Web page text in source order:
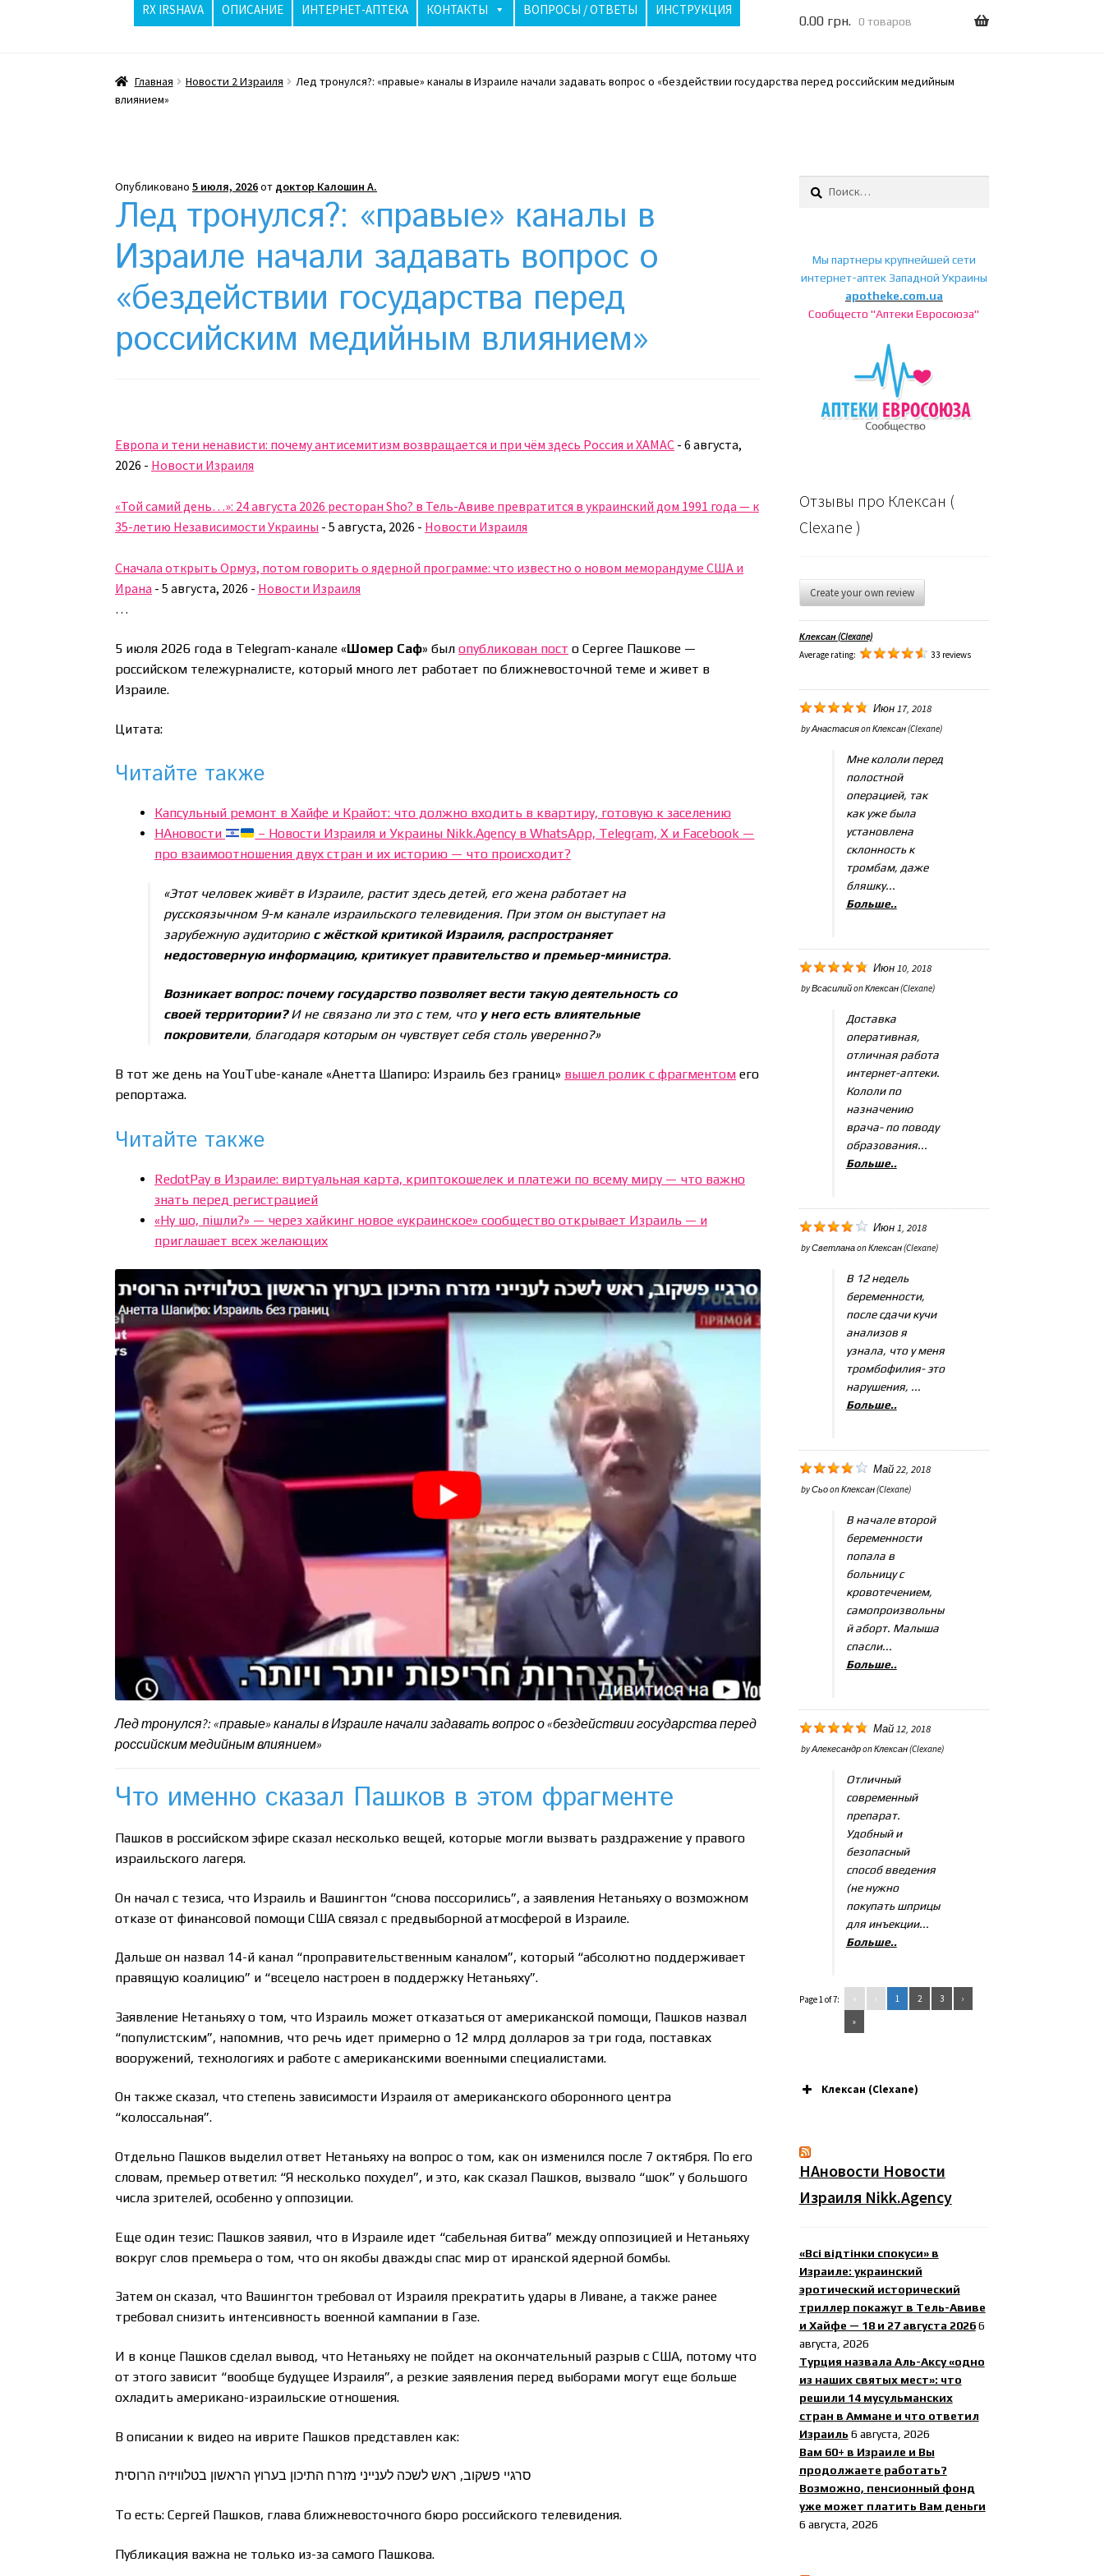
RX IRSHAVA ОПИСАНИЕ ИНТЕРНЕТ-АПТЕКА КОНТАКТЫ ВОПРОСЫ / ОТВЕТЫ ИНСТРУКЦИЯ
Жара бьёт рекорды, стриптизерши в Израиле бьют тревогу: как солнечные панели спасли ночь
Клексан описание
Отзывы про Клексан Оформление заказаПолитика конфиденциальности
Почему интернет-аптеки онлайн плохо приживаются в Израиле: закон, доверие и особенности рынка
РекомендацииСтатьиСтраница-меню-2
0.00 грн. 0 товаров
Главная Новости 2 Израиля
Лед тронулся?: «правые» каналы в Израиле начали задавать вопрос о «бездействии государства перед российским медийным
влиянием»
Опубликовано5 июля, 2026от доктор Калошин А.
Лед тронулся?: «правые» каналы в
Израиле начали задавать вопрос о
«бездействии государства перед
российским медийным влиянием»
Европа и тени ненависти: почему антисемитизм возвращается и при чём здесь Россия и ХАМАС -6 августа,
2026 - Новости Израиля
«Той самий день…»: 24 августа 2026 ресторан Sho? в Тель-Авиве превратится в украинский дом 1991 года — к
35-летию Независимости Украины -5 августа, 2026 - Новости Израиля
Сначала открыть Ормуз, потом говорить о ядерной программе: что известно о новом меморандуме США и
Ирана -5 августа, 2026 - Новости Израиля
…
5 июля 2026 года в Telegram-канале «Шомер Саф» былопубликован пост о Сергее Пашкове —
российском тележурналисте, который много лет работает по ближневосточной теме и живет в
Израиле.
Цитата:
Читайте также
Капсульный ремонт в Хайфе и Крайот: что должно входить в квартиру, готовую к заселению
НАновости
– Новости Израиля и Украины Nikk.Agency в WhatsApp, Telegram, X и Facebook —
про взаимоотношения двух стран и их историю — что происходит?
«Этот человек живёт в Израиле, растит здесь детей, его жена работает на
русскоязычном 9-м канале израильского телевидения. При этом он выступает на
зарубежную аудиторию с жёсткой критикой Израиля, распространяет
недостоверную информацию, критикует правительство и премьер-министра.
Возникает вопрос: почему государство позволяет вести такую деятельность со
своей территории?И не связано ли это с тем, чтоу него есть влиятельные
покровители, благодаря которым он чувствует себя столь уверенно?»
В тот же день на YouTube-канале «Анетта Шапиро: Израиль без границ» вышел ролик с фрагментом его
репортажа.
Читайте также
RedotPay в Израиле: виртуальная карта, криптокошелек и платежи по всему миру — что важно
знать перед регистрацией
«Ну шо, пішли?» — через хайкинг новое «украинское» сообщество открывает Израиль — и
приглашает всех желающих
Лед тронулся?: «правые» каналы в Израиле начали задавать вопрос о «бездействии государства перед
российским медийным влиянием»
Что именно сказал Пашков в этом фрагменте
Пашков в российском эфире сказал несколько вещей, которые могли вызвать раздражение у правого
израильского лагеря.
Он начал с тезиса, что Израиль и Вашингтон “снова поссорились”, а заявления Нетаньяху о возможном
отказе от финансовой помощи США связал с предвыборной атмосферой в Израиле.
Дальше он назвал 14-й канал “проправительственным каналом”, который “абсолютно поддерживает
правящую коалицию” и “всецело настроен в поддержку Нетаньяху”.
Заявление Нетаньяху о том, что Израиль может отказаться от американской помощи, Пашков назвал
“популистским”, напомнив, что речь идет примерно о 12 млрд долларов за три года, поставках
вооружений, технологиях и работе с американскими военными специалистами.
Он также сказал, что степень зависимости Израиля от американского оборонного центра
“колоссальная”.
Отдельно Пашков выделил ответ Нетаньяху на вопрос о том, как он изменился после 7 октября. По его
словам, премьер ответил: “Я несколько похудел”, и это, как сказал Пашков, вызвало “шок” у большого
числа зрителей, особенно у оппозиции.
Еще один тезис: Пашков заявил, что в Израиле идет “сабельная битва” между оппозицией и Нетаньяху
вокруг слов премьера о том, что он якобы дважды спас мир от иранской ядерной бомбы.
Затем он сказал, что Вашингтон требовал от Израиля прекратить удары в Ливане, а также ранее
требовал снизить интенсивность военной кампании в Газе.
И в конце Пашков сделал вывод, что Нетаньяху не пойдет на окончательный разрыв с США, потому что
от этого зависит “вообще будущее Израиля”, а резкие заявления перед выборами могут еще больше
охладить американо-израильские отношения.
В описании к видео на иврите Пашков представлен как:
סרגיי פשקוב, ראש לשכה לענייני מזרח התיכון בערוץ הראשון בטלוויזיה הרוסית
То есть: Сергей Пашков, глава ближневосточного бюро российского телевидения.
Публикация важна не только из-за самого Пашкова.
Найти:
Мы партнеры крупнейшей сети
интернет-аптек Западной Украины
apotheke.com.ua
Сообщесто "Аптеки Евросоюза"
Отзывы про Клексан (
Clexane )
Create your own review
Клексан (Clexane)
Average rating:
33 reviews
Июн 17, 2018
byАнастасияonКлексан (Clexane)
Мне кололи перед
полостной
операцией, так
как уже была
установлена
склонность к
тромбам, даже
бляшку...
Больше..
Июн 10, 2018
byВсасилийonКлексан (Clexane)
Доставка
оперативная,
отличная работа
интернет-аптеки.
Кололи по
назначению
врача- по поводу
образования...
Больше..
Июн 1, 2018
byСветланаonКлексан (Clexane)
В 12 недель
беременности,
после сдачи кучи
анализов я
узнала, что у меня
тромбофилия- это
нарушения, ...
Больше..
Май 22, 2018
byСьоonКлексан (Clexane)
В начале второй
беременности
попала в
больницу с
кровотечением,
самопроизвольны
й аборт. Малыша
спасли...
Больше..
Май 12, 2018
byАлекесандрonКлексан (Clexane)
Отличный
современный
препарат.
Удобный и
безопасный
способ введения
(не нужно
покупать шприцы
для инъекции...
Больше..
Page 1 of 7: ‹ 1 2 3
›
»
Клексан (Clexane)
НАновости Новости
Израиля Nikk.Agency
«Всі відтінки спокуси» в
Израиле: украинский
эротический исторический
триллер покажут в Тель-Авиве
и Хайфе — 18 и 27 августа 2026 6
августа, 2026
Турция назвала Аль-Аксу «одно
из наших святых мест»: что
решили 14 мусульманских
стран в Аммане и что ответил
Израиль 6 августа, 2026
Вам 60+ в Израиле и Вы
продолжаете работать?
Возможно, пенсионный фонд
уже может платить Вам деньги
6 августа, 2026